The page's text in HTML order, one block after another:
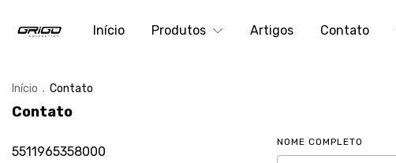
Início Produtos Artigos Contato
Início . Contato
Contato
5511965358000
NOME COMPLETO